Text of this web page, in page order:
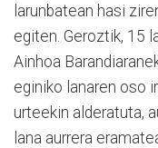
larunbatean hasi
egiten. Geroztik, 15
Ainhoa
eginiko lanaren oso
urteekin alderatuta,
lana aurrera